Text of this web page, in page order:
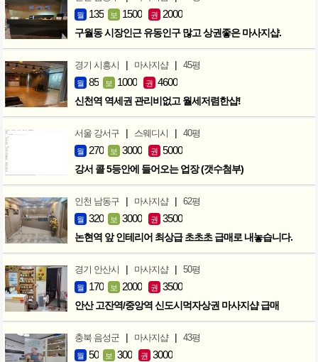
월 135 보 1500 권 2000
구월동 시장인근 유동인구 많고 상권좋은 마사지샵.
경기 시흥시 | 마사지샵 | 45평
월 85 보 1000 권 4600
신천역 역세권 관리비없고 월세저렴한샵!
서울 강서구 | 스웨디시 | 40평
월 270 보 3000 권 5000
강서 콜 5등안에 들어오는 업장 (갯수첨부)
인천 남동구 | 마사지샵 | 62평
월 320 보 3000 권 3500
논현역 앞 인테리어 최상급 초초초 급매로 내놓습니다.
경기 안산시 | 마사지샵 | 50평
월 170 보 2000 권 3500
안산 고잔역/중앙역 신도시먹자상권 마사지샵 급매
충북 음성군 | 마사지샵 | 43평
월 50 보 300 권 3000